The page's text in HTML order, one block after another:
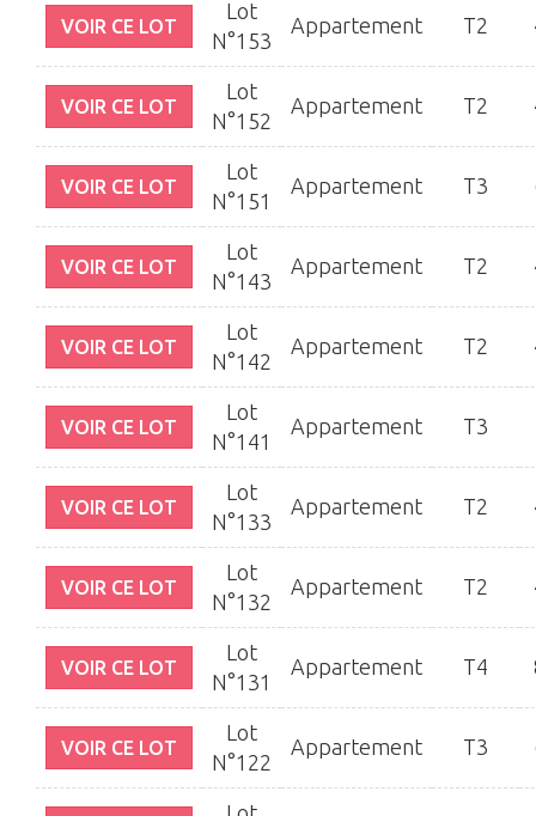
VOIR CE LOT
Lot
N°153
Appartement T2
VOIR CE LOT
Lot
N°152
Appartement T2
VOIR CE LOT
Lot
N°151
Appartement T3
VOIR CE LOT
Lot
N°143
Appartement T2
VOIR CE LOT
Lot
N°142
Appartement T2
VOIR CE LOT
Lot
N°141
Appartement T3
VOIR CE LOT
Lot
N°133
Appartement T2
VOIR CE LOT
Lot
N°132
Appartement T2
VOIR CE LOT
Lot
N°131
Appartement T4
VOIR CE LOT
Lot
N°122
Appartement T3